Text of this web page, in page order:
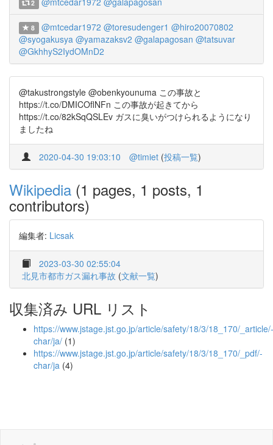
2
8 @mtcedar1972 @toresudenger1 @hiro20070802
@syogakusya @yamazaksv2 @galapagosan @tatsuvar
@GkhhyS2IydOMnD2
@takustrongstyle @obenkyounuma この事故と
https://t.co/DMICOflNFn この事故が起きてから
https://t.co/82kSqQSLEv ガスに臭いがつけられるようになり
ましたね
2020-04-30 19:03:10 @timiet (投稿一覧)
Wikipedia (1 pages, 1 posts, 1
contributors)
編集者: Licsak
2023-03-30 02:55:04
北見市都市ガス漏れ事故 (文献一覧)
収集済み URL リスト
https://www.jstage.jst.go.jp/article/safety/18/3/18_170/_article/-
char/ja/ (1)
https://www.jstage.jst.go.jp/article/safety/18/3/18_170/_pdf/-
char/ja (4)